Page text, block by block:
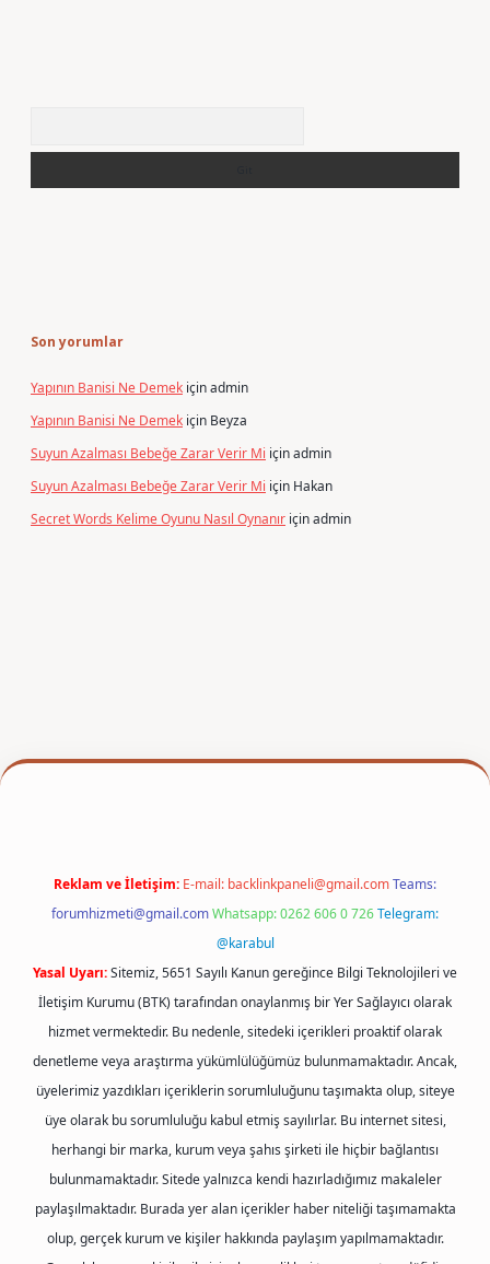
Son yorumlar
Yapının Banisi Ne Demek içinadmin
Yapının Banisi Ne Demek için Beyza
Suyun Azalması Bebeğe Zarar Verir Mi içinadmin
Suyun Azalması Bebeğe Zarar Verir Mi için Hakan
Secret Words Kelime Oyunu Nasıl Oynanır içinadmin
Reklam ve İletişim: E-mail: backlinkpaneli@gmail.comTeams:
forumhizmeti@gmail.comWhatsapp: 0262 606 0 726Telegram:
@karabul
Yasal Uyarı:Sitemiz, 5651 Sayılı Kanun gereğince Bilgi Teknolojileri ve
İletişim Kurumu (BTK) tarafından onaylanmış bir Yer Sağlayıcı olarak
hizmet vermektedir. Bu nedenle, sitedeki içerikleri proaktif olarak
denetleme veya araştırma yükümlülüğümüz bulunmamaktadır. Ancak,
üyelerimiz yazdıkları içeriklerin sorumluluğunu taşımakta olup, siteye
üye olarak bu sorumluluğu kabul etmiş sayılırlar. Bu internet sitesi,
herhangi bir marka, kurum veya şahıs şirketi ile hiçbir bağlantısı
bulunmamaktadır. Sitede yalnızca kendi hazırladığımız makaleler
paylaşılmaktadır. Burada yer alan içerikler haber niteliği taşımamakta
olup, gerçek kurum ve kişiler hakkında paylaşım yapılmamaktadır.